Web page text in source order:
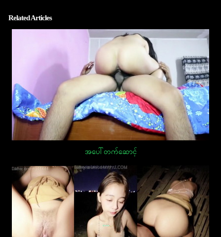
Related Articles
အပေါ်တက်ဆောင့်